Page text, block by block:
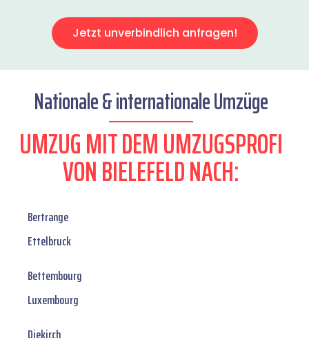
Jetzt unverbindlich anfragen!
Nationale & internationale Umzüge
UMZUG MIT DEM UMZUGSPROFI
VON BIELEFELD NACH:
Bertrange
Ettelbruck
Bettembourg
Luxembourg